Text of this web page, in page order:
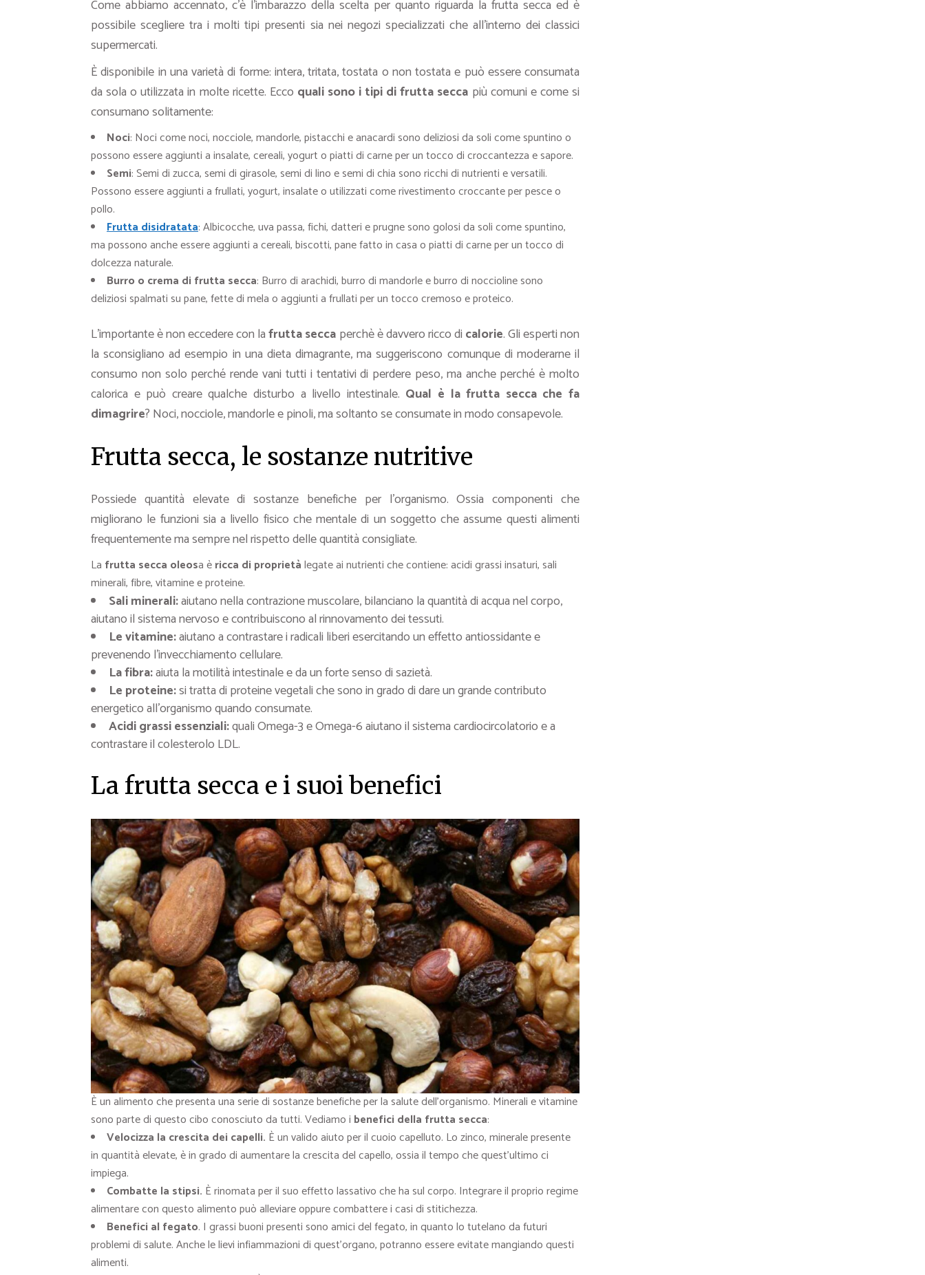
Come abbiamo accennato, c’è l’imbarazzo della scelta per quanto riguarda la frutta secca ed è
possibile scegliere tra i molti tipi presenti sia nei negozi specializzati che all’interno dei classici
supermercati.
È disponibile in una varietà di forme: intera, tritata, tostata o non tostata e può essere consumata
da sola o utilizzata in molte ricette. Ecco quali sono i tipi di frutta secca più comuni e come si
consumano solitamente:
Noci: Noci come noci, nocciole, mandorle, pistacchi e anacardi sono deliziosi da soli come spuntino o
possono essere aggiunti a insalate, cereali, yogurt o piatti di carne per un tocco di croccantezza e sapore.
Semi: Semi di zucca, semi di girasole, semi di lino e semi di chia sono ricchi di nutrienti e versatili.
Possono essere aggiunti a frullati, yogurt, insalate o utilizzati come rivestimento croccante per pesce o
pollo.
Frutta disidratata: Albicocche, uva passa, fichi, datteri e prugne sono golosi da soli come spuntino,
ma possono anche essere aggiunti a cereali, biscotti, pane fatto in casa o piatti di carne per un tocco di
dolcezza naturale.
Burro o crema di frutta secca: Burro di arachidi, burro di mandorle e burro di noccioline sono
deliziosi spalmati su pane, fette di mela o aggiunti a frullati per un tocco cremoso e proteico.
L’importante è non eccedere con lafrutta secca perchè è davvero ricco di calorie. Gli esperti non
la sconsigliano ad esempio in una dieta dimagrante, ma suggeriscono comunque di moderarne il
consumo non solo perché rende vani tutti i tentativi di perdere peso, ma anche perché è molto
calorica e può creare qualche disturbo a livello intestinale. Qual è la frutta secca che fa
dimagrire? Noci, nocciole, mandorle e pinoli, ma soltanto se consumate in modo consapevole.
Frutta secca, le sostanze nutritive
Possiede quantità elevate di sostanze benefiche per l’organismo. Ossia componenti che
migliorano le funzioni sia a livello fisico che mentale di un soggetto che assume questi alimenti
frequentemente ma sempre nel rispetto delle quantità consigliate.
La frutta secca oleosa èricca di proprietàlegate ai nutrienti che contiene: acidi grassi insaturi, sali
minerali, fibre, vitamine e proteine.
Sali minerali:aiutano nella contrazione muscolare, bilanciano la quantità di acqua nel corpo,
aiutano il sistema nervoso e contribuiscono al rinnovamento dei tessuti.
Le vitamine:aiutano a contrastare i radicali liberi esercitando un effetto antiossidante e
prevenendo l’invecchiamento cellulare.
La fibra:aiuta la motilità intestinale e da un forte senso di sazietà.
Le proteine:si tratta di proteine vegetali che sono in grado di dare un grande contributo
energetico all’organismo quando consumate.
Acidi grassi essenziali:quali Omega-3 e Omega-6 aiutano il sistema cardiocircolatorio e a
contrastare il colesterolo LDL.
La frutta secca e i suoi benefici
È un alimento che presenta una serie di sostanze benefiche per la salute dell’organismo. Minerali e vitamine
sono parte di questo cibo conosciuto da tutti. Vediamo i benefici della frutta secca:
Velocizza la crescita dei capelli. È un valido aiuto per il cuoio capelluto. Lo zinco, minerale presente
in quantità elevate, è in grado di aumentare la crescita del capello, ossia il tempo che quest’ultimo ci
impiega.
Combatte la stipsi. È rinomata per il suo effetto lassativo che ha sul corpo. Integrare il proprio regime
alimentare con questo alimento può alleviare oppure combattere i casi di stitichezza.
Benefici al fegato. I grassi buoni presenti sono amici del fegato, in quanto lo tutelano da futuri
problemi di salute. Anche le lievi infiammazioni di quest’organo, potranno essere evitate mangiando questi
alimenti.